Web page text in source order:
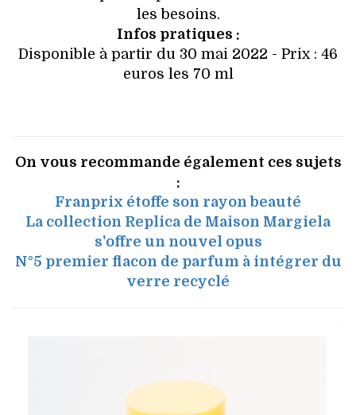
les besoins.
Infos pratiques :
Disponible à partir du 30 mai 2022 - Prix : 46
euros les 70 ml
On vous recommande également ces sujets
:
Franprix étoffe son rayon beauté
La collection Replica de Maison Margiela
s'offre un nouvel opus
N°5 premier flacon de parfum à intégrer du
verre recyclé